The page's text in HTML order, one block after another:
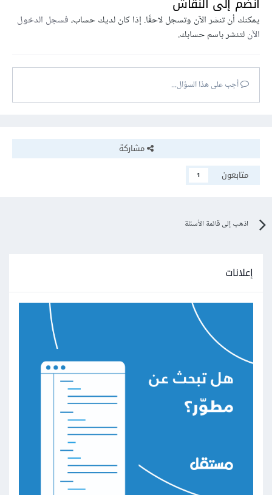
يمكنك أن تنشر الآن وتسجل لاحقًا. إذا كان لديك حساب،فسجل الدخول
الآنلتنشر باسم حسابك.
أجب على هذا السؤال...
مشاركة
متابعون
1
اذهب إلى قائمة الأسئلة
إعلانات